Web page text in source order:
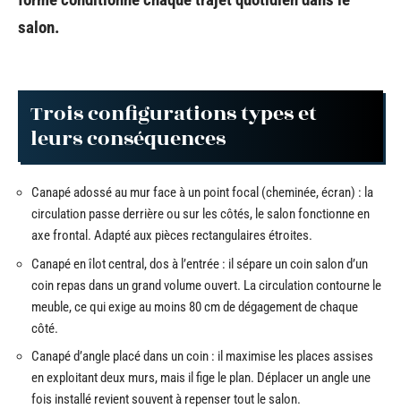
salon.
Trois configurations types et
leurs conséquences
Canapé adossé au mur face à un point focal (cheminée, écran) : la
circulation passe derrière ou sur les côtés, le salon fonctionne en
axe frontal. Adapté aux pièces rectangulaires étroites.
Canapé en îlot central, dos à l’entrée : il sépare un coin salon d’un
coin repas dans un grand volume ouvert. La circulation contourne le
meuble, ce qui exige au moins 80 cm de dégagement de chaque
côté.
Canapé d’angle placé dans un coin : il maximise les places assises
en exploitant deux murs, mais il fige le plan. Déplacer un angle une
fois installé revient souvent à repenser tout le salon.